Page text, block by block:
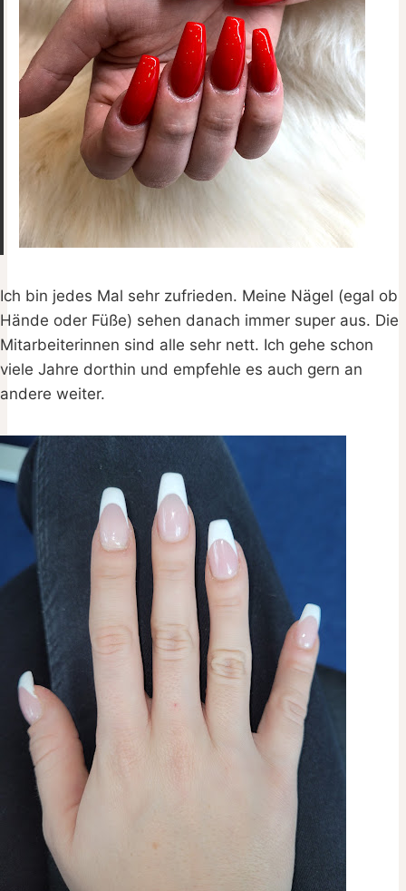
Ich bin jedes Mal sehr zufrieden. Meine Nägel (egal ob
Hände oder Füße) sehen danach immer super aus. Die
Mitarbeiterinnen sind alle sehr nett. Ich gehe schon
viele Jahre dorthin und empfehle es auch gern an
andere weiter.